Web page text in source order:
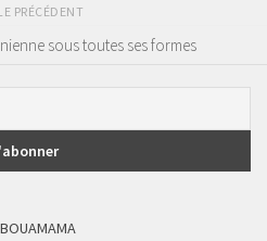
PRÉCÉDENT
sous toutes ses formes